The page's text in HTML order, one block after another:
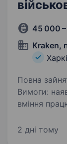
45 000
Kraken,
Повна
Вимоги: наявність операторського портфоліо
вміння
технічна
2 дні тому